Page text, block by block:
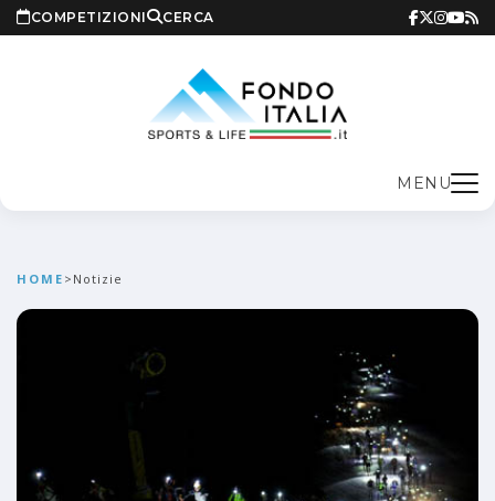
COMPETIZIONI CERCA
MENU
HOME > Notizie